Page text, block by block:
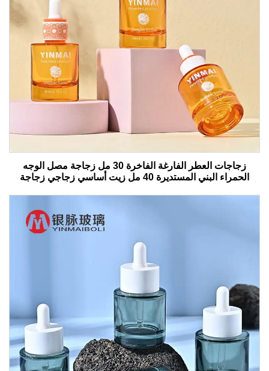
زجاجات العطر الفارغة الفاخرة 30 مل زجاجة مصل الوجه
الحمراء البني المستديرة 40 مل زيت أساسي زجاجي زجاجة